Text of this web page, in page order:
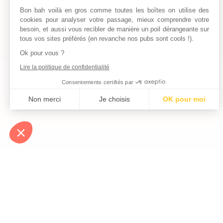
Bon bah voilà en gros comme toutes les boîtes on utilise des
cookies pour analyser votre passage, mieux comprendre votre
besoin, et aussi vous recibler de manière un poil dérangeante sur
tous vos sites préférés (en revanche nos pubs sont cools !).
Ok pour vous ?
Lire la politique de confidentialité
Consentements certifiés par
Non merci Je choisis
OK pour moi
Notre plateforme vous permet d'adapter et de gérer vos